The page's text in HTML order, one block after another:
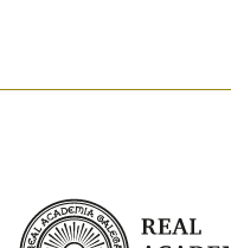
Real Academia Galega